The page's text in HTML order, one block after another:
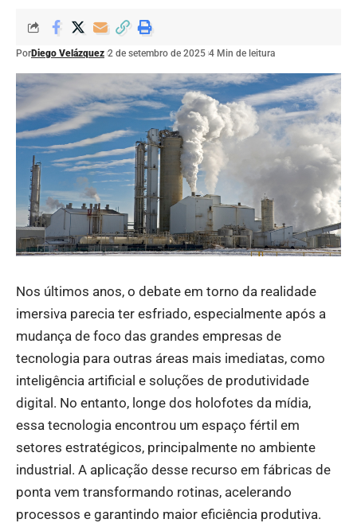
PorDiego Velázquez 2 de setembro de 2025 4 Min de leitura
Nos últimos anos, o debate em torno da realidade
imersiva parecia ter esfriado, especialmente após a
mudança de foco das grandes empresas de
tecnologia para outras áreas mais imediatas, como
inteligência artificial e soluções de produtividade
digital. No entanto, longe dos holofotes da mídia,
essa tecnologia encontrou um espaço fértil em
setores estratégicos, principalmente no ambiente
industrial. A aplicação desse recurso em fábricas de
ponta vem transformando rotinas, acelerando
processos e garantindo maior eficiência produtiva.